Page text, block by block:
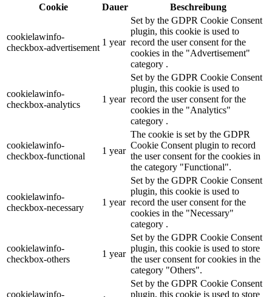
Cookie
Dauer Beschreibung
cookielawinfo-
checkbox-advertisement
1 year
Set by the GDPR Cookie Consent
plugin, this cookie is used to
record the user consent for the
cookies in the "Advertisement"
category .
cookielawinfo-
checkbox-analytics
1 year
Set by the GDPR Cookie Consent
plugin, this cookie is used to
record the user consent for the
cookies in the "Analytics"
category .
cookielawinfo-
checkbox-functional
1 year
The cookie is set by the GDPR
Cookie Consent plugin to record
the user consent for the cookies in
the category "Functional".
cookielawinfo-
checkbox-necessary
1 year
Set by the GDPR Cookie Consent
plugin, this cookie is used to
record the user consent for the
cookies in the "Necessary"
category .
cookielawinfo-
checkbox-others
1 year
Set by the GDPR Cookie Consent
plugin, this cookie is used to store
the user consent for cookies in the
category "Others".
cookielawinfo-
Set by the GDPR Cookie Consent
plugin, this cookie is used to store